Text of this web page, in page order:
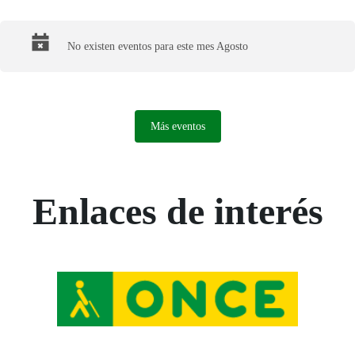
No existen eventos para este mes Agosto
Más eventos
Enlaces de interés